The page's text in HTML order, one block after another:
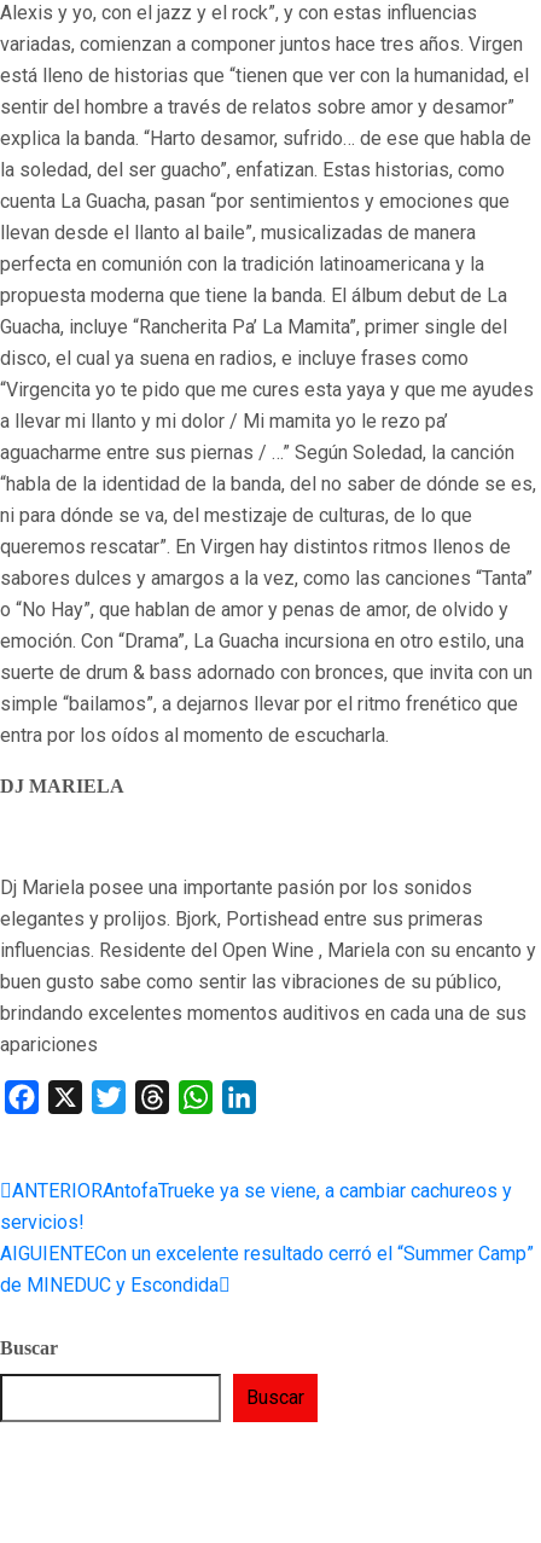
Alexis y yo, con el jazz y el rock”, y con estas influencias
variadas, comienzan a componer juntos hace tres años. Virgen
está lleno de historias que “tienen que ver con la humanidad, el
sentir del hombre a través de relatos sobre amor y desamor”
explica la banda. “Harto desamor, sufrido… de ese que habla de
la soledad, del ser guacho”, enfatizan. Estas historias, como
cuenta La Guacha, pasan “por sentimientos y emociones que
llevan desde el llanto al baile”, musicalizadas de manera
perfecta en comunión con la tradición latinoamericana y la
propuesta moderna que tiene la banda. El álbum debut de La
Guacha, incluye “Rancherita Pa’ La Mamita”, primer single del
disco, el cual ya suena en radios, e incluye frases como
“Virgencita yo te pido que me cures esta yaya y que me ayudes
a llevar mi llanto y mi dolor / Mi mamita yo le rezo pa’
aguacharme entre sus piernas / …” Según Soledad, la canción
“habla de la identidad de la banda, del no saber de dónde se es,
ni para dónde se va, del mestizaje de culturas, de lo que
queremos rescatar”. En Virgen hay distintos ritmos llenos de
sabores dulces y amargos a la vez, como las canciones “Tanta”
o “No Hay”, que hablan de amor y penas de amor, de olvido y
emoción. Con “Drama”, La Guacha incursiona en otro estilo, una
suerte de drum & bass adornado con bronces, que invita con un
simple “bailamos”, a dejarnos llevar por el ritmo frenético que
entra por los oídos al momento de escucharla.
DJ MARIELA
Dj Mariela posee una importante pasión por los sonidos
elegantes y prolijos. Bjork, Portishead entre sus primeras
influencias. Residente del Open Wine , Mariela con su encanto y
buen gusto sabe como sentir las vibraciones de su público,
brindando excelentes momentos auditivos en cada una de sus
apariciones
Facebook TwitterThreadsWhatsApp
ANTERIORAntofaTrueke ya se viene, a cambiar cachureos y
servicios!
AIGUIENTECon un excelente resultado cerró el “Summer Camp”
de MINEDUC y Escondida
Buscar
Buscar